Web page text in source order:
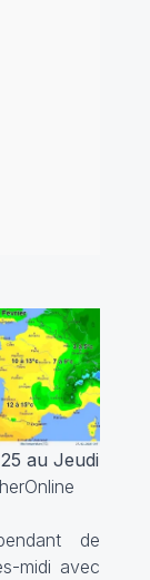
au Jeudi
de
midi avec